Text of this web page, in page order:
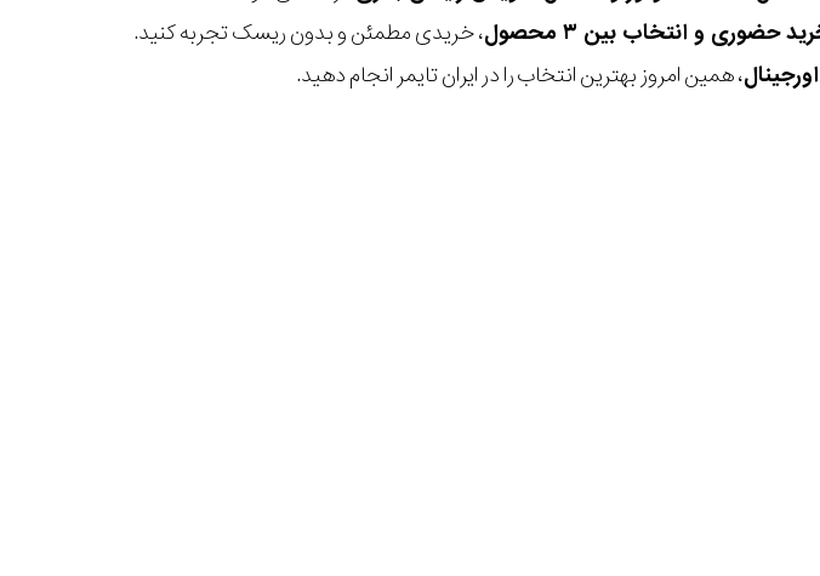
، خریدی مطمئن و بدون ریسک تجربه کنید.
، همین امروز بهترین انتخاب را در ایران تایمر انجام دهید.